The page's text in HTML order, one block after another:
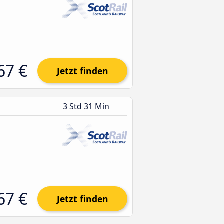
€ Jetzt finden
3 Std 31 Min
€ Jetzt finden